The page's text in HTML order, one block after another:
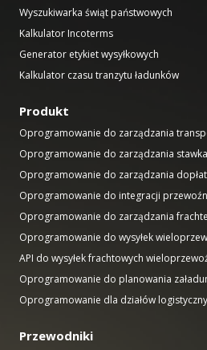
Wyszukiwarka świąt państwowych
Kalkulator Incoterms
Generator etykiet wysyłkowych
Kalkulator czasu tranzytu ładunków
Produkt
Oprogramowanie do zarządzania
Oprogramowanie do zarządzania
Oprogramowanie do zarządzania
Oprogramowanie do integracji
Oprogramowanie do zarządzania
Oprogramowanie do wysyłek
API do wysyłek frachtowych
Oprogramowanie do planowania
Oprogramowanie dla działów
Przewodniki